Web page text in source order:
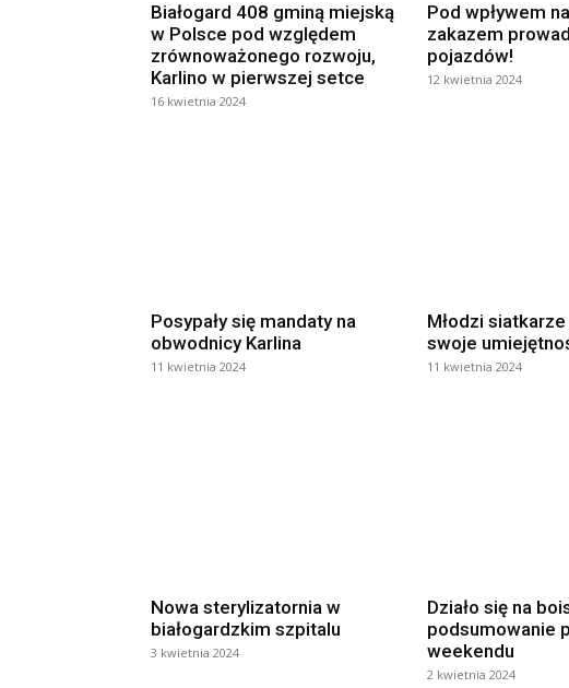
Białogard 408 gminą miejską
w Polsce pod względem
zrównoważonego rozwoju,
Karlino w pierwszej setce
16 kwietnia 2024
Pod wpływem
zakazem
pojazdów!
12 kwietnia 2024
Posypały się mandaty na
obwodnicy Karlina
11 kwietnia 2024
Młodzi
swoje
11 kwietnia 2024
Nowa sterylizatornia w
białogardzkim szpitalu
3 kwietnia 2024
Działo się na
podsumowanie
weekendu
2 kwietnia 2024